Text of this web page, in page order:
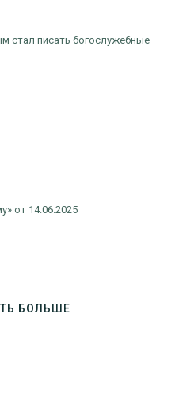
стал писать богослужебные
от 14.06.2025
БОЛЬШЕ